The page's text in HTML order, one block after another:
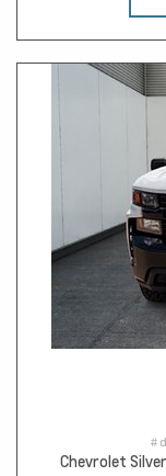
#
Chevrolet